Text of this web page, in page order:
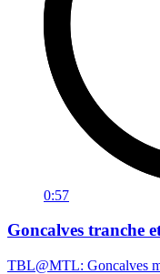
0:57
Goncalves tranche
TBL@MTL: Goncalves